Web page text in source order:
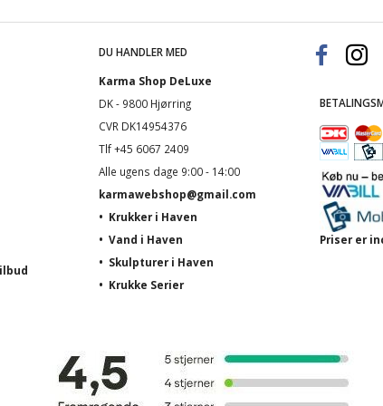
DU HANDLER MED
Karma Shop DeLuxe
DK - 9800 Hjørring
CVR DK14954376
Tlf +45 6067 2409
Alle ugens dage 9:00 - 14:00
karmawebshop@gmail.com
• Krukker i Haven
• Vand i Haven
• Skulpturer i Haven
• Krukke Serier
Priser er